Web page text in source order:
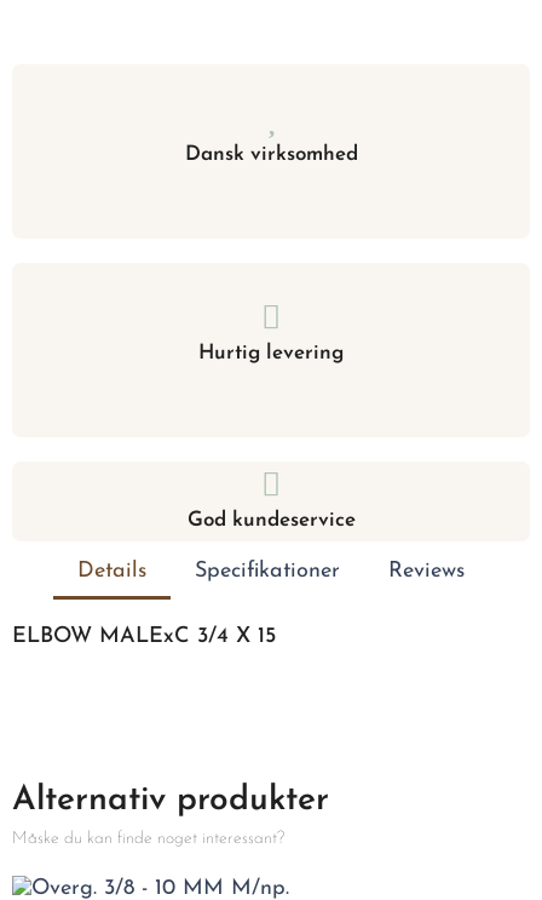
Dansk virksomhed
Hurtig levering
God kundeservice
Details Specifikationer Reviews
ELBOW MALExC 3/4 X 15
Alternativ produkter
Måske du kan finde noget interessant?